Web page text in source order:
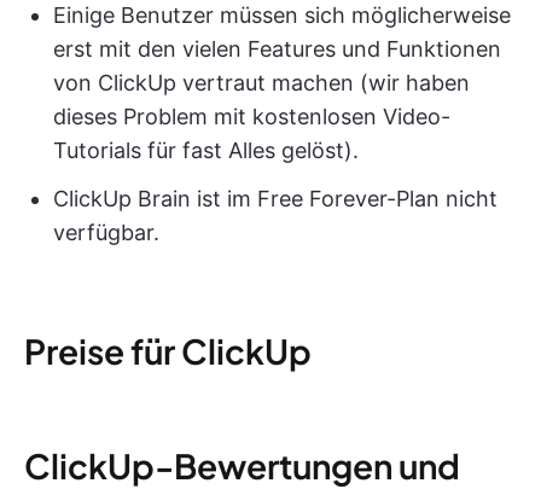
Einige Benutzer müssen sich möglicherweise
erst mit den vielen Features und Funktionen
von ClickUp vertraut machen (wir haben
dieses Problem mit kostenlosen Video-
Tutorials für fast Alles gelöst).
ClickUp Brain ist im Free Forever-Plan nicht
verfügbar.
Preise für ClickUp
ClickUp-Bewertungen und